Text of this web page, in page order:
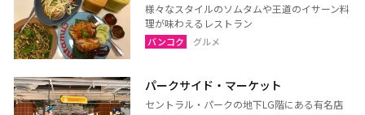
様々なスタイルのソムタムや王道のイサーン料
理が味わえるレストラン
バンコク グルメ
パークサイド・マーケット
セントラル・パークの地下LG階にある有名店